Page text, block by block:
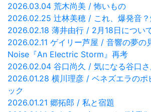
2026.03.04 荒木尚美 / 怖いもの
2026.02.25 辻林美穂 / これ、爆発音？
2026.02.18 薄井由行 / 2月18日につい
2026.02.11 ゲイリー芦屋 / 音響の夢の
Noise『An Electric Storm』再考
2026.02.04 谷口尚久 / 気になる谷口さ
2026.01.28 横川理彦 / ベネズエラのポ
ック
2026.01.21 郷拓郎 / 私と宿題